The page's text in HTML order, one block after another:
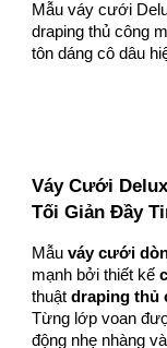
Mẫu váy cưới
draping thủ công
tôn dáng cô dâu
Váy Cưới
Tối Giản Đầy
Mẫuváy cưới
mạnh bởi thiết kế
thuậtdraping thủ
Từng lớp voan
động nhẹ nhàng